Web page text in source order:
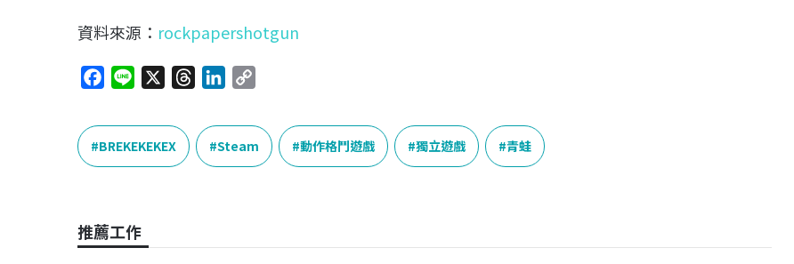
資料來源： rockpapershotgun
c
e
b
k
n
e
e
n
k
e
p
y
L
BREKEKEKEX Steam 動作格鬥遊戲 獨立遊戲 青蛙
推薦工作